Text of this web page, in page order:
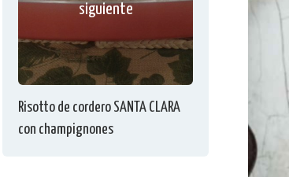
siguiente
Risotto de cordero SANTA CLARA
con champignones